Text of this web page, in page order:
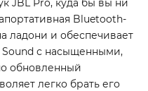
JBL Pro, куда бы вы ни
Bluetooth-
ладони и обеспечивает
Sound с насыщенными,
обновленный
легко брать его